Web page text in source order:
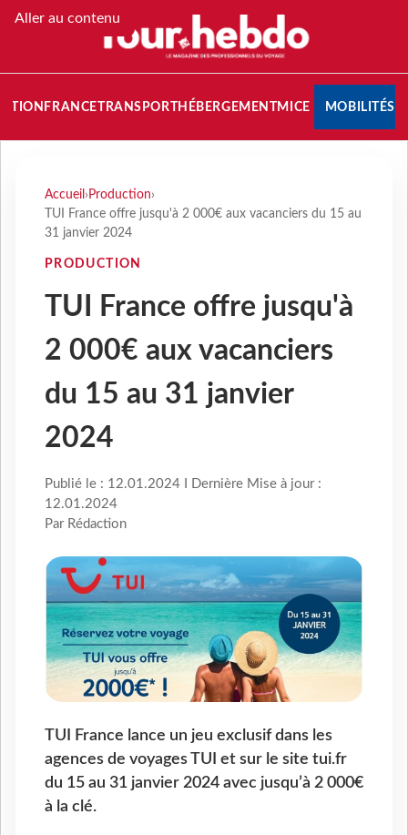
Aller au contenu
FRANCETRANSPORT HÉBERGEMENTMICE MOBILITÉS
Accueil › Production›
TUI France offre jusqu'à 2 000€ aux vacanciers du 15 au
31 janvier 2024
PRODUCTION
TUI France offre jusqu'à
2 000€ aux vacanciers
du 15 au 31 janvier
2024
Publié le : 12.01.2024 I Dernière Mise à jour :
12.01.2024
Par Rédaction
TUI France lance un jeu exclusif dans les
agences de voyages TUI et sur le site tui.fr
du 15 au 31 janvier 2024 avec jusqu’à 2 000€
à la clé.